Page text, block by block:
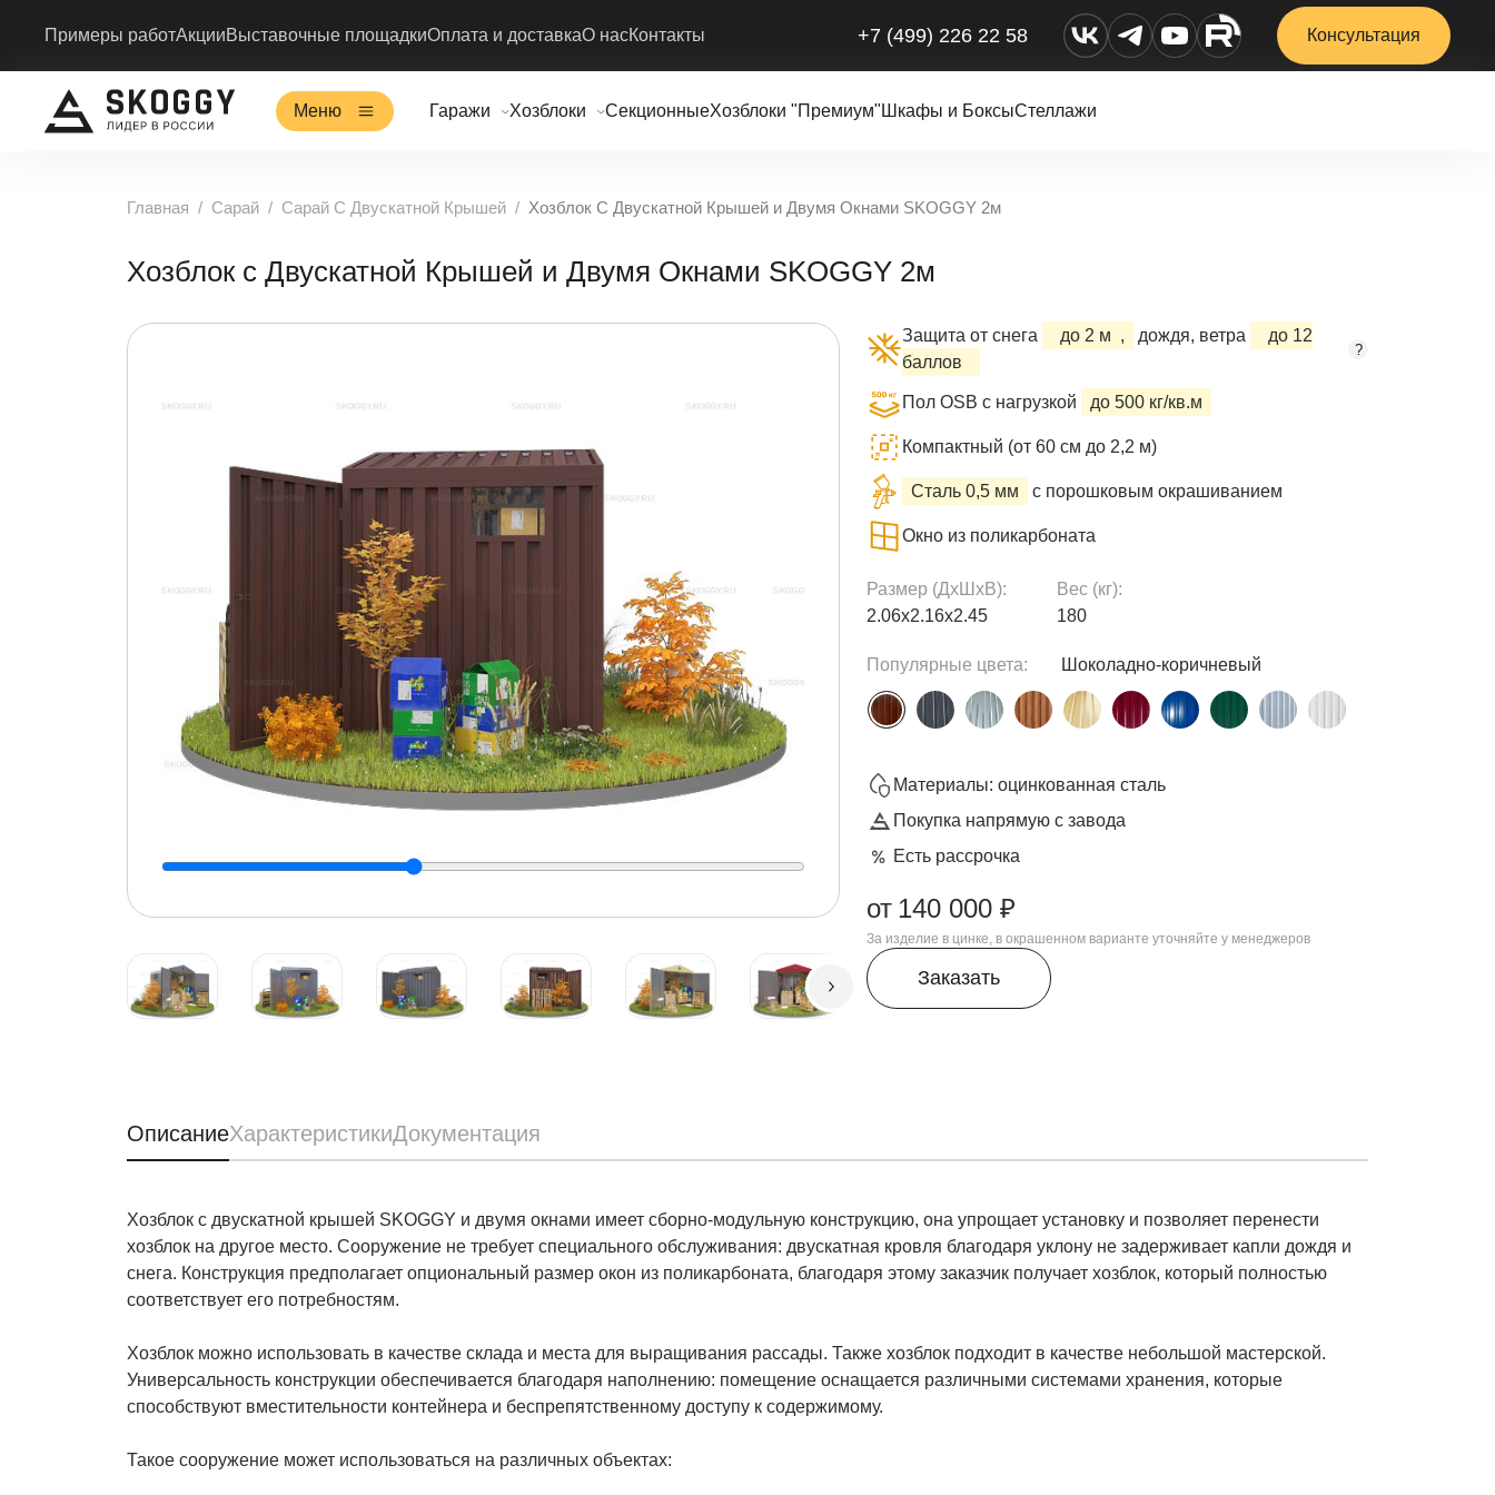
Примеры работАкцииВыставочные площадкиОплата и доставкаО насКонтакты +7 (499) 226 22 58 Консультация
Меню Гаражи Хозблоки СекционныеХозблоки "Премиум" Шкафы и БоксыСтеллажи
Главная Сарай Сарай С Двускатной Крышей Хозблок С Двускатной Крышей и Двумя Окнами SKOGGY 2м
Хозблок с Двускатной Крышей и Двумя Окнами SKOGGY 2м
Защита от снега до 2 м , дождя, ветра
до 12
баллов
?
Пол OSB с нагрузкой до 500 кг/кв.м
Компактный (от 60 см до 2,2 м)
Сталь 0,5 мм с порошковым окрашиванием
Окно из поликарбоната
Размер (ДxШxВ):
2.06х2.16х2.45
Вес (кг):
180
Популярные цвета: Шоколадно-коричневый
Материалы: оцинкованная сталь
Покупка напрямую с завода
Есть рассрочка
от 140 000 ₽
За изделие в цинке, в окрашенном варианте уточняйте у менеджеров
Заказать
ОписаниеХарактеристикиДокументация
Хозблок с двускатной крышей SKOGGY и двумя окнами имеет сборно-модульную конструкцию, она упрощает установку и позволяет перенести
хозблок на другое место. Сооружение не требует специального обслуживания: двускатная кровля благодаря уклону не задерживает капли дождя и
снега. Конструкция предполагает опциональный размер окон из поликарбоната, благодаря этому заказчик получает хозблок, который полностью
соответствует его потребностям.
Хозблок можно использовать в качестве склада и места для выращивания рассады. Также хозблок подходит в качестве небольшой мастерской.
Универсальность конструкции обеспечивается благодаря наполнению: помещение оснащается различными системами хранения, которые
способствуют вместительности контейнера и беспрепятственному доступу к содержимому.
Такое сооружение может использоваться на различных объектах: